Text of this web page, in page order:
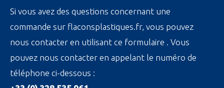
Si vous avez des questions concernant une
commande sur flaconsplastiques.fr, vous pouvez
nous contacter en utilisant ce formulaire . Vous
pouvez nous contacter en appelant le numéro de
téléphone ci-dessous :